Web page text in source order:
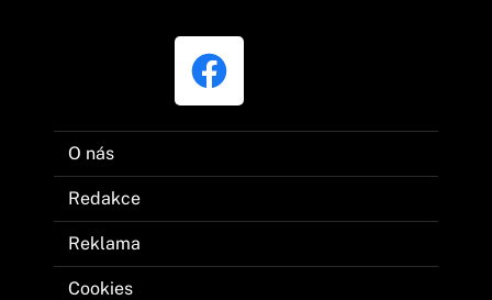
O nás
Redakce
Reklama
Cookies